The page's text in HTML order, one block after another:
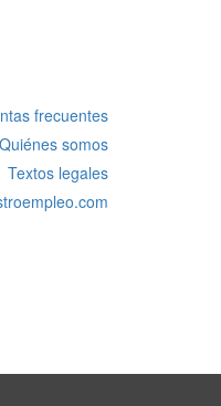
frecuentes
Quiénes somos
Textos legales